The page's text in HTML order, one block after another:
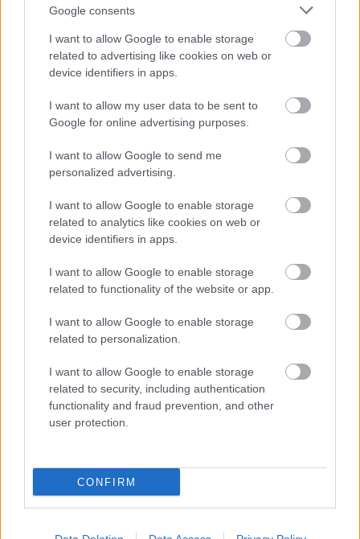
Google consents
I want to allow Google to enable storage
related to advertising like cookies on web or
device identifiers in apps.
I want to allow my user data to be sent to
Google for online advertising purposes.
I want to allow Google to send me
personalized advertising.
I want to allow Google to enable storage
related to analytics like cookies on web or
device identifiers in apps.
I want to allow Google to enable storage
related to functionality of the website or app.
I want to allow Google to enable storage
related to personalization.
I want to allow Google to enable storage
related to security, including authentication
functionality and fraud prevention, and other
user protection.
CONFIRM
Πέθανε ο Νίκος Καλογερόπουλος
Μείνε
PODCASTS
«Εγώ είμαι η ανάπηρη, αυτοί είναι οι μ***ες» –
Περδίκι